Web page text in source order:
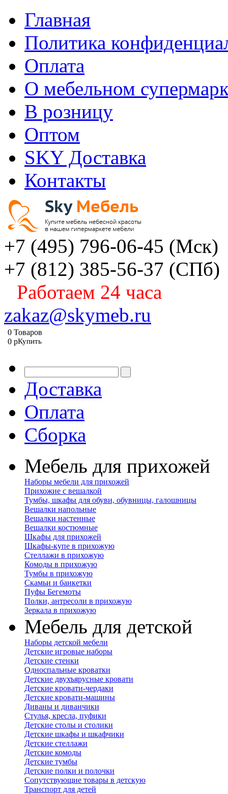
Главная
Политика
Оплата
О мебельном
В розницу
Оптом
SKY Доставка
Контакты
+7 (495) 796-06-45 (Мск)
+7 (812) 385-56-37 (СПб)
Работаем 24 часа
zakaz@skymeb.ru
0 Товаров
0 pКупить
Доставка
Оплата
Сборка
Мебель для прихожей
Наборы мебели для прихожей
Прихожие с вешалкой
Тумбы, шкафы для обуви, обувницы, галошницы
Вешалки напольные
Вешалки настенные
Вешалки костюмные
Шкафы для прихожей
Шкафы-купе в прихожую
Стеллажи в прихожую
Комоды в прихожую
Тумбы в прихожую
Скамьи и банкетки
Пуфы Бегемоты
Полки, антресоли в прихожую
Зеркала в прихожую
Мебель для детской
Наборы детской мебели
Детские игровые наборы
Детские стенки
Односпальные кроватки
Детские двухъярусные кровати
Детские кровати-чердаки
Детские кровати-машины
Диваны и диванчики
Стулья, кресла, пуфики
Детские столы и столики
Детские шкафы и шкафчики
Детские стеллажи
Детские комоды
Детские тумбы
Детские полки и полочки
Сопутствующие товары в детскую
Транспорт для детей